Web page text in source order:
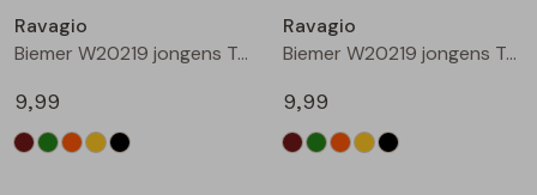
Blouses lange mouw
Sweatshirts
Bermuda's
Lange broek
Jackjes
Jassen
Lange broeken
Lange broeken
Leggings
Ravagio
Biemer W20219 jongens T-shirts korte mouw Oranje roest
9,99
Ravagio
Biemer W20219 jongens T-shirts korte mouw Geel
9,99